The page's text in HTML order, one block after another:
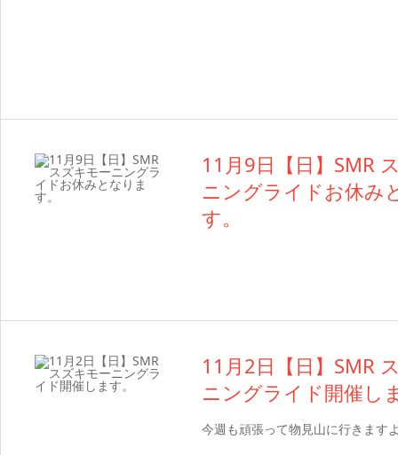
11月9日【日】SMR
ニングライドお休み
す。
11月2日【日】SMR
ニングライド開催し
今週も頑張って物見山に行きます